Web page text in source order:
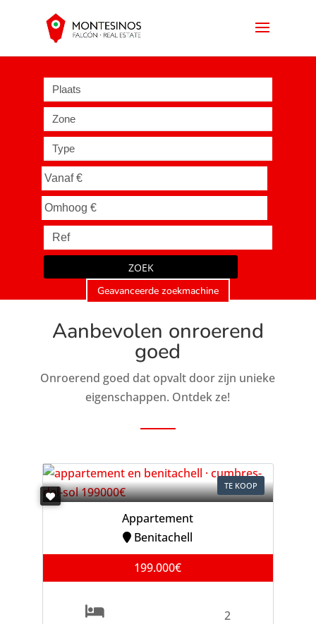
Plaats
Zone
Type
ZOEK
Geavanceerde zoekmachine
Aanbevolen onroerend
goed
Onroerend goed dat opvalt door zijn unieke
eigenschappen. Ontdek ze!
TE KOOP
Appartement
Benitachell
199.000€
2